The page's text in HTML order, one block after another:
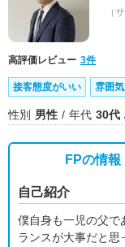
（
高評価レビュー 3件
接客態度がいい 雰囲
性別 男性 年代 30代
FPの情報
自己紹介
僕自身も一児の父で
ランスが大事だと思